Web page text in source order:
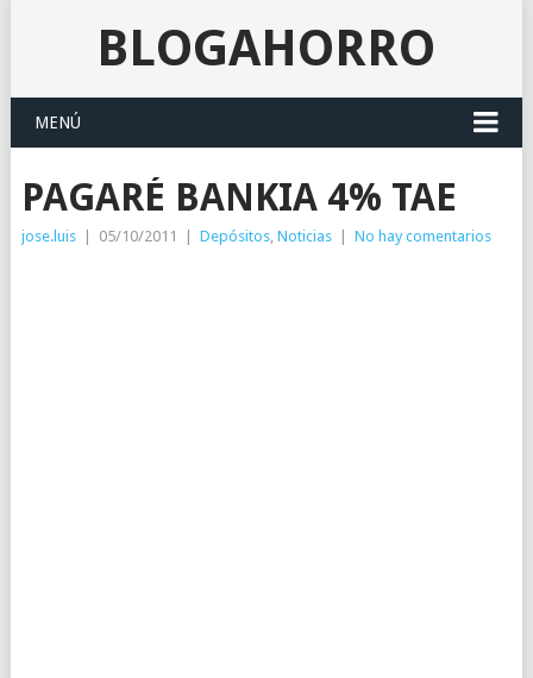
BLOGAHORRO
MENÚ
PAGARÉ BANKIA 4% TAE
jose.luis 05/10/2011 Depósitos, Noticias No hay comentarios